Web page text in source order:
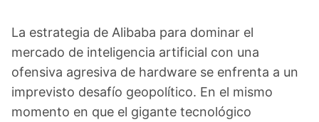
La estrategia de Alibaba para dominar el
mercado de inteligencia artificial con una
ofensiva agresiva de hardware se enfrenta a un
imprevisto desafío geopolítico. En el mismo
momento en que el gigante tecnológico